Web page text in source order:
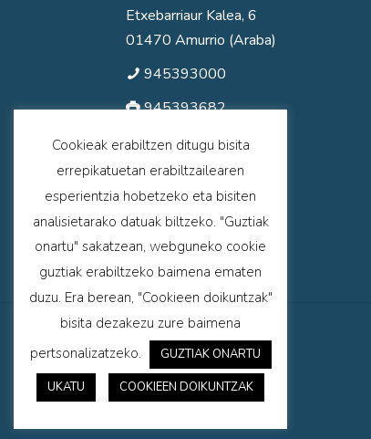
Etxebarriaur Kalea, 6
01470 Amurrio (Araba)
945393000
945393682
zaraobe@zaraobe.net
fp@zaraobe.net
Cookieak erabiltzen ditugu bisita
errepikatuetan erabiltzailearen
esperientzia hobetzeko eta bisiten
analisietarako datuak biltzeko. "Guztiak
onartu" sakatzean, webguneko cookie
guztiak erabiltzeko baimena ematen
duzu. Era berean, "Cookieen doikuntzak"
bisita dezakezu zure baimena
pertsonalizatzeko.
GUZTIAK ONARTU
UKATU
COOKIEEN DOIKUNTZAK